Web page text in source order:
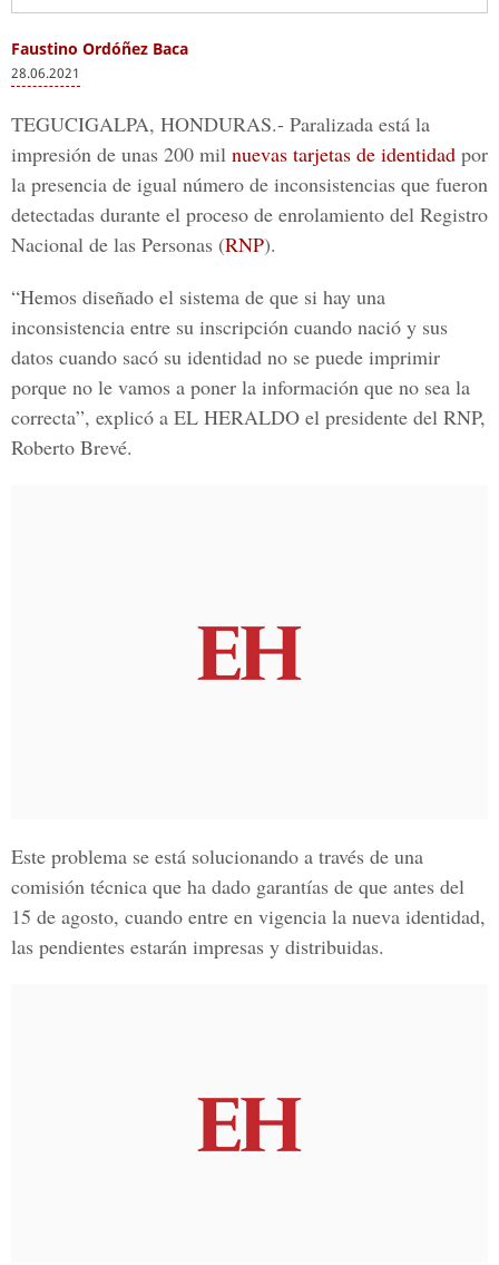
Faustino Ordóñez Baca
28.06.2021
TEGUCIGALPA, HONDURAS.- Paralizada está la
impresión de unas 200 mil nuevas tarjetas de identidad por
la presencia de igual número de inconsistencias que fueron
detectadas durante el proceso de enrolamiento del Registro
Nacional de las Personas (RNP).
“Hemos diseñado el sistema de que si hay una
inconsistencia entre su inscripción cuando nació y sus
datos cuando sacó su identidad no se puede imprimir
porque no le vamos a poner la información que no sea la
correcta”, explicó a EL HERALDO el presidente del RNP,
Roberto Brevé.
Este problema se está solucionando a través de una
comisión técnica que ha dado garantías de que antes del
15 de agosto, cuando entre en vigencia la nueva identidad,
las pendientes estarán impresas y distribuidas.